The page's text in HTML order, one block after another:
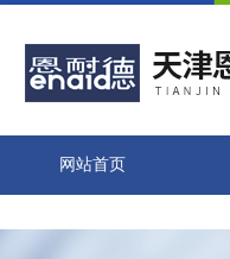
网站首页